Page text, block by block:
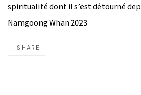
spiritualité dont il s’est détourné
Namgoong Whan 2023
SHARE